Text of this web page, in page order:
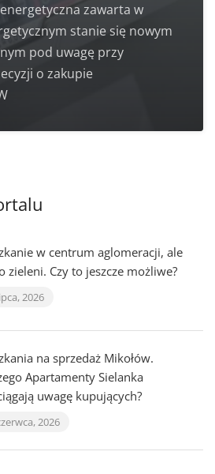
zawarta w
stanie się nowym
pod uwagę przy
o zakupie
w centrum aglomeracji, ale
zieleni. Czy to jeszcze możliwe?
2026
na sprzedaż Mikołów.
Apartamenty Sielanka
uwagę kupujących?
2026